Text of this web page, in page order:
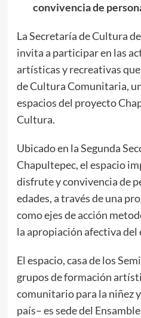
convivencia de
La Secretaría de Cultura
invita a participar en las
artísticas y recreativas
de Cultura Comunitaria,
espacios del proyecto
Cultura.
Ubicado en la Segunda
Chapultepec, el espacio
disfrute y convivencia de
edades, a través de una
como ejes de acción
la apropiación afectiva del
El espacio, casa de los
grupos de formación
comunitario para la niñez
país– es sede del